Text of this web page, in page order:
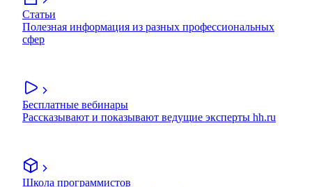
Статьи
Полезная информация из разных профессиональных
сфер
Бесплатные вебинары
Рассказывают и показывают ведущие эксперты hh.ru
Школа программистов